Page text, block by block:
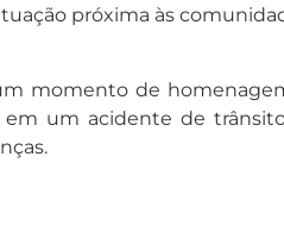
próxima às
momento de
um acidente de